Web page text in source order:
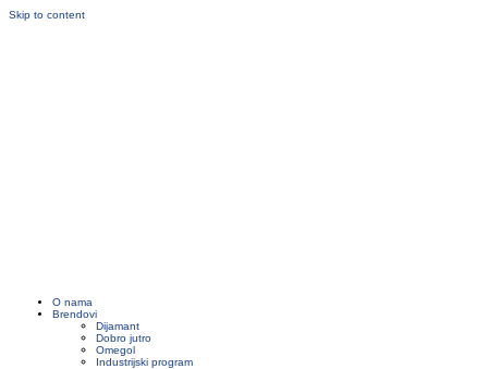
Skip to content
O nama
Brendovi
Dijamant
Dobro jutro
Omegol
Industrijski program